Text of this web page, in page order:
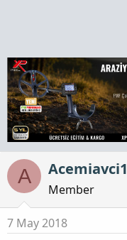
A Acemiavci1
Member
7 May 2018